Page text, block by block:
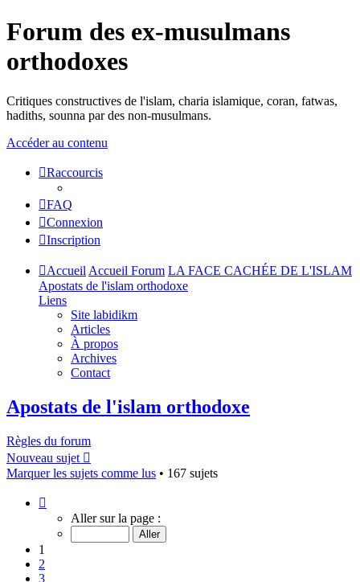
Forum des ex-musulmans
orthodoxes
Critiques constructives de l'islam, charia islamique, coran, fatwas,
hadiths, sounna par des non-musulmans.
Accéder au contenu
Raccourcis
FAQ
Connexion
Inscription
Accueil Accueil Forum LA FACE CACHÉE DE L'ISLAM
Apostats de l'islam orthodoxe
Liens
Site labidikm
Articles
À propos
Archives
Contact
Apostats de l'islam orthodoxe
Règles du forum
Nouveau sujet
Marquer les sujets comme lus • 167 sujets
sur
Aller sur la page :
1
2
3